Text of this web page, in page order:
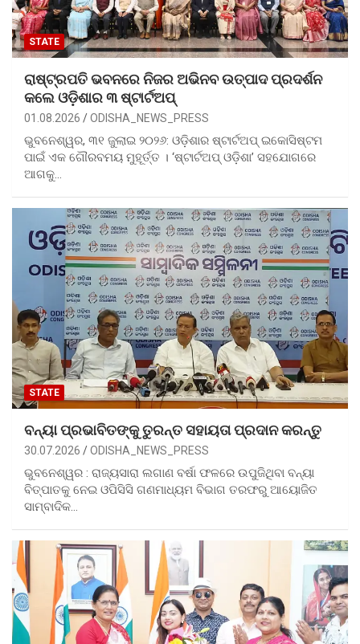
STATE
ରାଷ୍ଟ୍ରପତି ଭବନରେ ନିଜର ଅଭିନବ ଉତ୍ପାଦ ପ୍ରଦର୍ଶନ
କଲେ ଓଡ଼ିଶାର ୩ ଷ୍ଟାର୍ଟଅପ୍
01.08.2026 ODISHA_NEWS_PRESS
ଭୁବନେଶ୍ୱର, ୩୧ ଜୁଲାଇ ୨୦୨୬: ଓଡ଼ିଶାର ଷ୍ଟାର୍ଟଅପ୍‌ ଇକୋସିଷ୍ଟମ
ପାଇଁ ଏକ ଗୌରବମୟ ମୁହୂର୍ତ୍ତ । ‘ଷ୍ଟାର୍ଟଅପ୍ ଓଡ଼ିଶା’ ସହଯୋଗରେ
ଆଗକୁ…
STATE
ବନ୍ୟା ପ୍ରଭାବିତଙ୍କୁ ତୁରନ୍ତ ସହାୟତା ପ୍ରଦାନ କରନ୍ତୁ
30.07.2026 ODISHA_NEWS_PRESS
ଭୁବନେଶ୍ୱର : ରାଜ୍ୟସାରା ଲଗାଣ ବର୍ଷା ଫଳରେ ଉପୁଜିଥିବା ବନ୍ୟା
ବିତ୍ପାତକୁ ନେଇ ଓପିସିସି ଗଣମାଧ୍ୟମ ବିଭାଗ ତରଫରୁ ଆୟୋଜିତ
ସାମ୍ବାଦିକ…